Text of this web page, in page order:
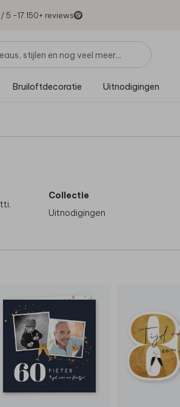
/ 5 -17.150+ reviews
Bruiloftdecoratie Uitnodigingen
Collectie
Uitnodigingen